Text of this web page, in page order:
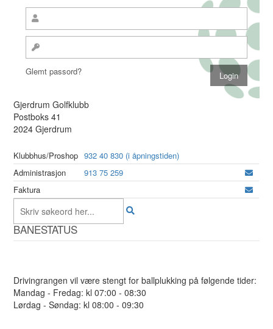
Glemt passord?
Gjerdrum Golfklubb
Postboks 41
2024 Gjerdrum
Klubbhus/Proshop 932 40 830 (i åpningstiden)
Administrasjon
913 75 259
Faktura
BANESTATUS
Drivingrangen vil være stengt for ballplukking på følgende tider:
Mandag - Fredag: kl 07:00 - 08:30
Lørdag - Søndag: kl 08:00 - 09:30